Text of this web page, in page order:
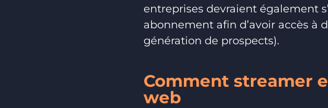
entreprises devraient également
abonnement afin d’avoir accès à
génération de prospects).
Comment streamer
web